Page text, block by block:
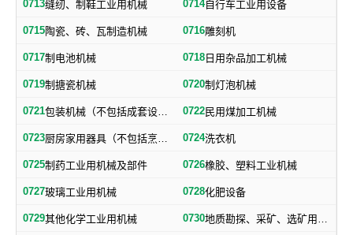
0713缝纫、制鞋工业用机械 0714自行车工业用设备
0715陶瓷、砖、瓦制造机械 0716雕刻机
0717制电池机械 0718 日用杂品加工机械
0719制搪瓷机械 0720制灯泡机械
0721 包装机械（不包括成套设备专用包装机械） 0722民用煤加工机械
0723 厨房家用器具（不包括烹调、电气加热设备及厨房手工具） 0724洗衣机
0725制药工业用机械及部件 0726橡胶、塑料工业机械
0727玻璃工业用机械 0728化肥设备
0729其他化学工业用机械 0730 地质勘探、采矿、选矿用机械